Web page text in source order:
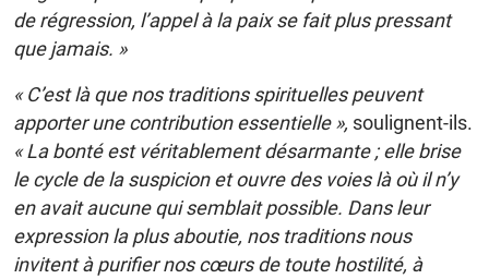
de régression, l’appel à la paix se fait plus pressant
que jamais. »
« C’est là que nos traditions spirituelles peuvent
apporter une contribution essentielle », soulignent-ils.
« La bonté est véritablement désarmante ; elle brise
le cycle de la suspicion et ouvre des voies là où il n’y
en avait aucune qui semblait possible. Dans leur
expression la plus aboutie, nos traditions nous
invitent à purifier nos cœurs de toute hostilité, à